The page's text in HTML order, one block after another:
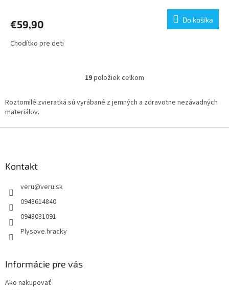
€59,90 Do košíka
Chodítko pre deti
O
l
a
19položiek celkom
Roztomilé zvieratká sú vyrábané z jemných a zdravotne nezávadných
materiálov.
Kontakt
veru@veru.sk
0948614840
0948031091
Plysove.hracky
Informácie pre vás
Ako nakupovať